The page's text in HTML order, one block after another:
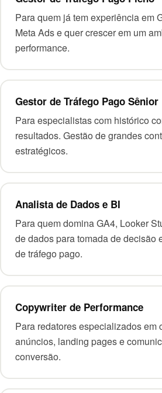
Para quem já tem experiência em
Meta Ads e quer crescer em um
performance.
Gestor de Tráfego Pago Sênior
Para especialistas com histórico
resultados. Gestão de grandes
estratégicos.
Analista de Dados e BI
Para quem domina GA4, Looker
de dados para tomada de decisão
de tráfego pago.
Copywriter de Performance
Para redatores especializados em
anúncios, landing pages e
conversão.